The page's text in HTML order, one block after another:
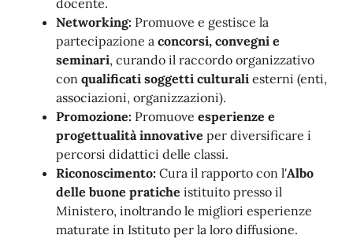
docente.
Networking: Promuove e gestisce la
partecipazione a concorsi, convegni e
seminari, curando il raccordo organizzativo
con qualificati soggetti culturali esterni (enti,
associazioni, organizzazioni).
Promozione: Promuove esperienze e
progettualità innovative per diversificare i
percorsi didattici delle classi.
Riconoscimento: Cura il rapporto con l'Albo
delle buone pratiche istituito presso il
Ministero, inoltrando le migliori esperienze
maturate in Istituto per la loro diffusione.